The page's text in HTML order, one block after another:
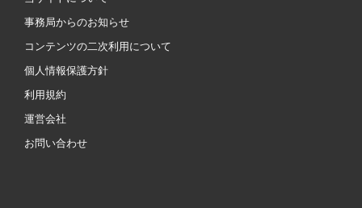
事務局からのお知らせ
コンテンツの二次利用について
個人情報保護方針
利用規約
運営会社
お問い合わせ